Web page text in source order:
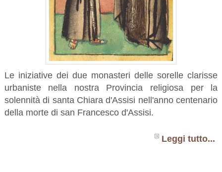
Le iniziative dei due monasteri delle sorelle clarisse
urbaniste nella nostra Provincia religiosa per la
solennità di santa Chiara d'Assisi nell'anno centenario
della morte di san Francesco d'Assisi.
Leggi tutto...